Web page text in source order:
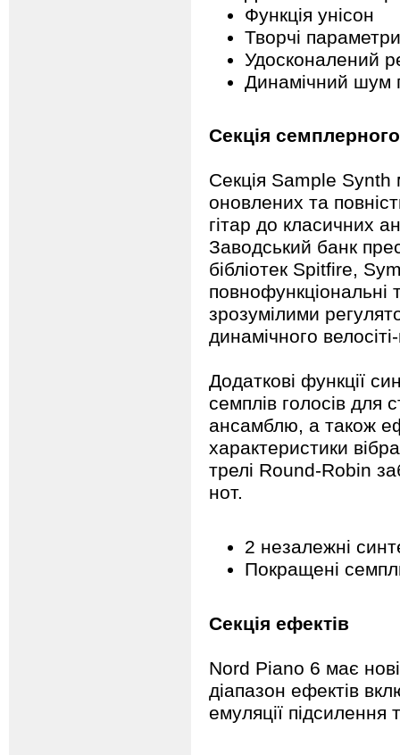
Функція унісон
Творчі
Удосконалений
Динамічний шум
Секція
Секція Sample Synth
оновлених та
гітар до класичних
Заводський банк
бібліотек Spitfire,
повнофункціональні
зрозумілими
динамічного велосіті-
Додаткові функції
семплів голосів для
ансамблю, а також
характеристики
трелі Round-Robin
нот.
2 незалежні
Покращені
Секція ефектів
Nord Piano 6 має
діапазон ефектів
емуляції підсилення